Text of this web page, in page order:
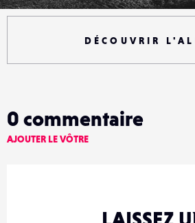
DÉCOUVRIR
0 commentaire
AJOUTER LE VÔTRE